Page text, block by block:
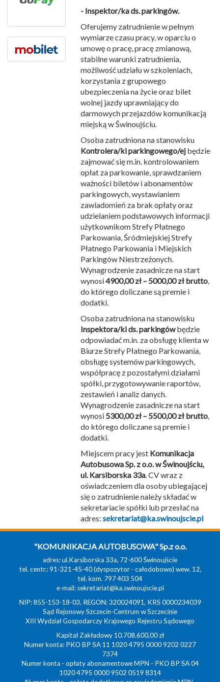
- Inspektor/ka ds. parkingów.
Oferujemy zatrudnienie w pełnym
wymiarze czasu pracy, w oparciu o
umowę o pracę, pracę zmianową,
stabilne warunki zatrudnienia,
możliwość udziału w szkoleniach,
korzystania z grupowego
ubezpieczenia na życie oraz bilet
wolnej jazdy uprawniający do
darmowych przejazdów komunikacją
miejską w Świnoujściu.
Osoba zatrudniona na stanowisku
Kontrolera/ki parkingowego/ej będzie
zajmować się m.in. kontrolowaniem
opłat za parkowanie, sprawdzaniem
ważności biletów i abonamentów
parkingowych, wystawianiem
zawiadomień za brak opłaty oraz
udzielaniem podstawowych informacji
użytkownikom Strefy Płatnego
Parkowania, Śródmiejskiej Strefy
Płatnego Parkowania i Miejskich
Parkingów Niestrzeżonych.
Wynagrodzenie zasadnicze na start
wynosi4900,00 zł – 5000,00 zł brutto
do którego doliczane są premie i
dodatki.
Osoba zatrudniona na stanowisku
Inspektora/ki ds. parkingówbędzie
odpowiadać m.in. za obsługę klienta w
Biurze Strefy Płatnego Parkowania,
obsługę systemów parkingowych,
współpracę z pozostałymi działami
spółki, przygotowywanie raportów,
zestawień i analiz danych.
Wynagrodzenie zasadnicze na start
wynosi 5300,00 zł – 5500,00 zł brutto
do którego doliczane są premie i
dodatki.
Miejscem pracy jest Komunikacja
Autobusowa Sp. z o.o. w Świnoujściu,
ul. Karsiborska 33a . CV wraz z
oświadczeniem dla osoby ubiegającej
się o zatrudnienie należy składać w
sekretariacie spółki lub przesłać na
adres:sekretariat@ka.swinoujscie.pl
"KOMUNIKACJA AUTOBUSOWA" Sp.z o.o.
adres: ul.Karsiborska 33a, 72-600 Świnoujście
tel. centr.: 91-321-45-40 (dyspozytor - całodobowo) wew. 12,
tel. kom. 797 403 504
e-mail: sekretariat@ka.swinoujscie.pl
NIP: 855-153-18-03, REGON: 320024091, KRS 0000234039
Sąd Rejonowy Szczecin-Centrum w Szczecinie
XIII Wydział Gospodarczy Krajowego Rejestru Sądowego
Kapitał Zakładowy 10.708.600,00 zł
Numer konta: PKO BP SA 11 1020 4795 0000 9202 0227
7374
Numer konta - opłaty abonamentowe MPN - PKO BP SA 04
1020 4795 0000 9502 0519 8314